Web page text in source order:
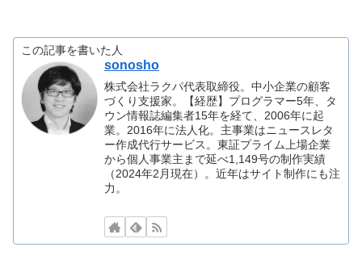
この記事を書いた人
sonosho
株式会社ラクパ代表取締役。中小企業の顧客
づくり支援家。【経歴】プログラマー5年、タ
ウン情報誌編集者15年を経て、2006年に起
業。2016年に法人化。主事業はニュースレタ
ー作成代行サービス。東証プライム上場企業
から個人事業主まで延べ1,149号の制作実績
（2024年2月現在）。近年はサイト制作にも注
力。